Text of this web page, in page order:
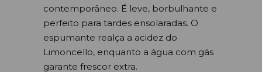
contemporâneo. É leve, borbulhante e
perfeito para tardes ensolaradas. O
espumante realça a acidez do
Limoncello, enquanto a água com gás
garante frescor extra.